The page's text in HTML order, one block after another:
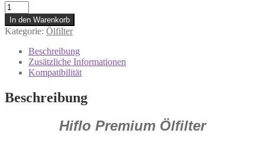
Ölfilter
Hiflo
Hf652
Oelfilter
Husaberg
FC
350
In den Warenkorb
Kategorie: Ölfilter
Beschreibung
Zusätzliche Informationen
Kompatibilität
Beschreibung
Hiflo Premium Ölfilter